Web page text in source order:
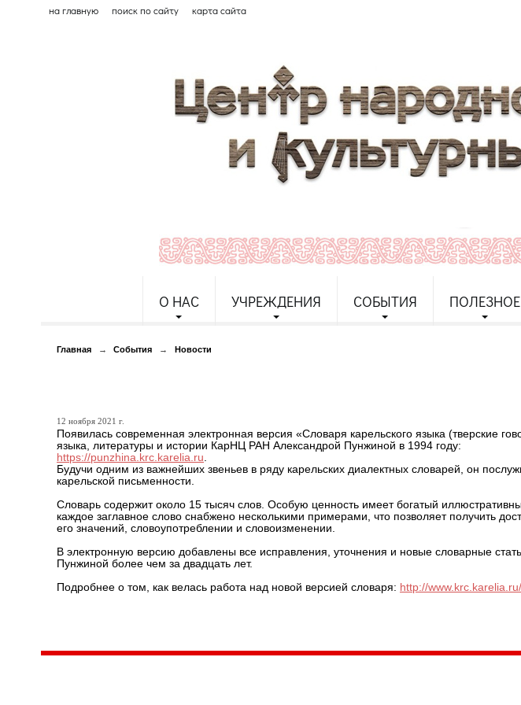
на главную поиск по сайту карта сайта
О НАС УЧРЕЖДЕНИЯ СОБЫТИЯ ПОЛЕЗНОЕ
Главная → События → Новости
12 ноября 2021 г.
Появилась современная электронная версия «Словаря карельского языка (тверские
языка, литературы и истории КарНЦ РАН Александрой Пунжиной в 1994 году:
https://punzhina.krc.karelia.ru
Будучи одним из важнейших звеньев в ряду карельских диалектных словарей, он
карельской письменности.
Словарь содержит около 15 тысяч слов. Особую ценность имеет богатый
каждое заглавное слово снабжено несколькими примерами, что позволяет получить
его значений, словоупотреблении и словоизменении.
В электронную версию добавлены все исправления, уточнения и новые словарные
Пунжиной более чем за двадцать лет.
Подробнее о том, как велась работа над новой версией словаря: http://